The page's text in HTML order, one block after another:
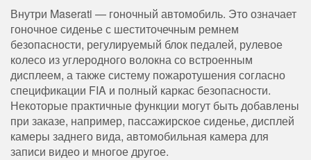
Внутри Maserati — гоночный автомобиль. Это означает
гоночное сиденье с шеститочечным ремнем
безопасности, регулируемый блок педалей, рулевое
колесо из углеродного волокна со встроенным
дисплеем, а также систему пожаротушения согласно
спецификации FIA и полный каркас безопасности.
Некоторые практичные функции могут быть добавлены
при заказе, например, пассажирское сиденье, дисплей
камеры заднего вида, автомобильная камера для
записи видео и многое другое.